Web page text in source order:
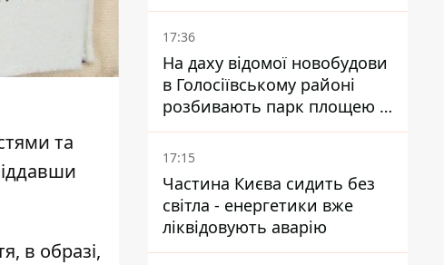
та
в образі,
17:36
На даху відомої новобудови
в Голосіївському районі
розбивають парк площею в
гектар
17:15
Частина Києва сидить без
світла - енергетики вже
ліквідовують аварію